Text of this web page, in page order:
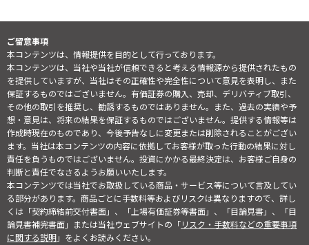
ご留意事項
本コンテンツは、情報提供を目的として行っております。
本コンテンツは、当社や当社が信頼できると考える情報源から提供されたもの
を提供していますが、当社はその正確性や完全性について意見を表明し、また
保証するものではございません。有価証券の購入、売却、デリバティブ取引、
その他の取引を推奨し、勧誘するものではありません。また、過去の実績や予
想・意見は、将来の結果を保証するものではございません。提供する情報等は
作成時現在のものであり、今後予告なしに変更または削除されることがござい
ます。当社は本コンテンツの内容に依拠してお客様が取った行動の結果に対し
責任を負うものではございません。投資にかかる最終決定は、お客様ご自身の
判断と責任でなさるようお願いいたします。
本コンテンツでは当社でお取扱している商品・サービス等について言及してい
る部分があります。商品ごとに手数料等およびリスクは異なりますので、詳し
くは「契約締結前交付書面」、「上場有価証券等書面」、「目論見書」、「目
論見書補完書面」または当社ウェブサイトの「リスク・手数料などの重要事項
に関する説明」をよくお読みください。